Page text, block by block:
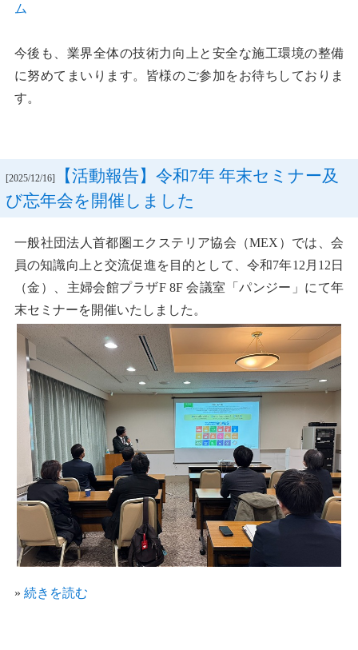
ム
今後も、業界全体の技術力向上と安全な施工環境の整備
に努めてまいります。皆様のご参加をお待ちしておりま
す。
[2025/12/16]
【活動報告】令和7年 年末セミナー及
び忘年会を開催しました
一般社団法人首都圏エクステリア協会（MEX）では、会
員の知識向上と交流促進を目的として、令和7年12月12日
（金）、主婦会館プラザF 8F 会議室「パンジー」にて年
末セミナーを開催いたしました。
» 続きを読む